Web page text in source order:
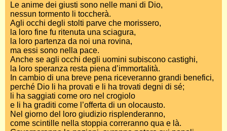
Le anime dei giusti sono nelle mani di Dio,
nessun tormento li toccherà.
Agli occhi degli stolti parve che morissero,
la loro fine fu ritenuta una sciagura,
la loro partenza da noi una rovina,
ma essi sono nella pace.
Anche se agli occhi degli uomini subiscono castighi,
la loro speranza resta piena d’immortalità.
In cambio di una breve pena riceveranno grandi benefici,
perché Dio li ha provati e li ha trovati degni di sé;
li ha saggiati come oro nel crogiolo
e li ha graditi come l’offerta di un olocausto.
Nel giorno del loro giudizio risplenderanno,
come scintille nella stoppia correranno qua e là.